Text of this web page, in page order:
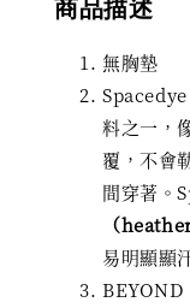
商品描述
無胸墊
料之一，
覆，不會
間穿著。
（
易明顯顯
BEYOND